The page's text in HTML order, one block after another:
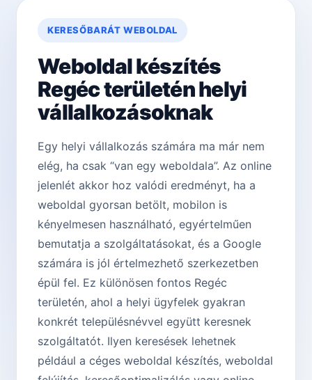
KERESŐBARÁT WEBOLDAL
Weboldal készítés
Regéc területén helyi
vállalkozásoknak
Egy helyi vállalkozás számára ma már nem
elég, ha csak “van egy weboldala”. Az online
jelenlét akkor hoz valódi eredményt, ha a
weboldal gyorsan betölt, mobilon is
kényelmesen használható, egyértelműen
bemutatja a szolgáltatásokat, és a Google
számára is jól értelmezhető szerkezetben
épül fel. Ez különösen fontos Regéc
területén, ahol a helyi ügyfelek gyakran
konkrét településnévvel együtt keresnek
szolgáltatót. Ilyen keresések lehetnek
például a céges weboldal készítés, weboldal